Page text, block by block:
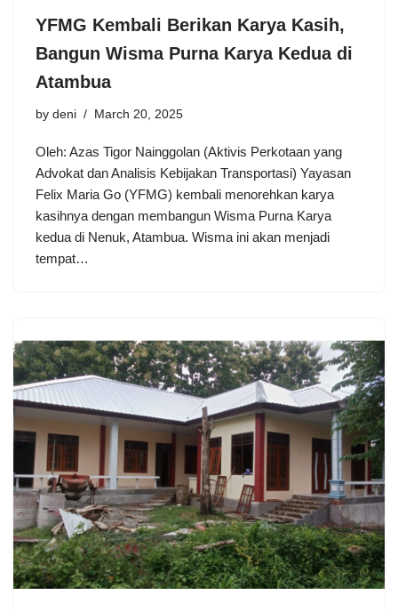
YFMG Kembali Berikan Karya Kasih,
Bangun Wisma Purna Karya Kedua di
Atambua
by deni March 20, 2025
Oleh: Azas Tigor Nainggolan (Aktivis Perkotaan yang
Advokat dan Analisis Kebijakan Transportasi) Yayasan
Felix Maria Go (YFMG) kembali menorehkan karya
kasihnya dengan membangun Wisma Purna Karya
kedua di Nenuk, Atambua. Wisma ini akan menjadi
tempat…